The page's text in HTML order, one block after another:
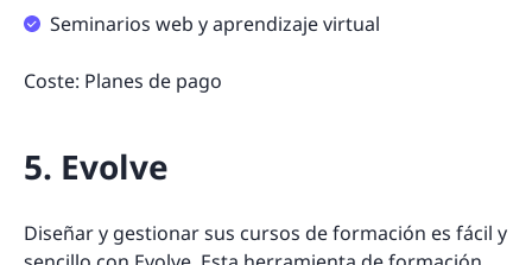
Seminarios web y aprendizaje virtual
Coste: Planes de pago
5. Evolve
Diseñar y gestionar sus cursos de formación es fácil y